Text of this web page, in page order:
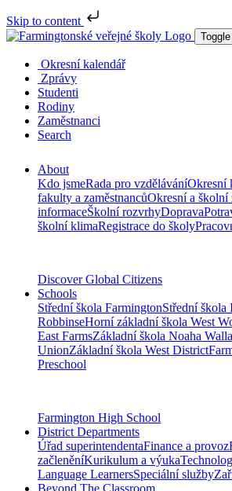
Skip to content
Okresní kalendář
Zprávy
Studenti
Rodiny
Zaměstnanci
Search
About
Kdo jsmeRada pro vzděláváníOkresní
fakulty a zaměstnancůOkresní a školní
informaceŠkolní rozvrhyDoprava
školní klimaRegistrace do školy
Discover Global Citizens
Schools
Střední škola FarmingtonStřední škola
RobbinseHorní základní škola West
East FarmsZákladní škola Noaha
UnionZákladní škola West District
Preschool
Farmington High School
District Departments
Úřad superintendentaFinance a provoz
začleněníKurikulum a výuka
Language LearnersSpeciální služby
Beyond The Classroom